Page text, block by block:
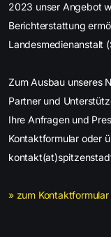
2023 unser Angebot
Berichterstattung
Landesmedienanstalt
Zum Ausbau unseres
Partner und
Ihre Anfragen und
Kontaktformular oder
» zum Kontaktformular